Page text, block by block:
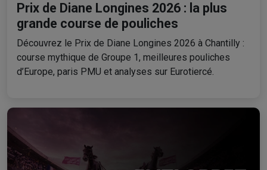
Prix de Diane Longines 2026 : la plus
grande course de pouliches
Découvrez le Prix de Diane Longines 2026 à Chantilly :
course mythique de Groupe 1, meilleures pouliches
d’Europe, paris PMU et analyses sur Eurotiercé.